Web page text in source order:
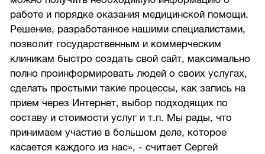
работе и порядке оказания медицинской помощи.
Решение, разработанное нашими специалистами,
позволит государственным и коммерческим
клиникам быстро создать свой сайт, максимально
полно проинформировать людей о своих услугах,
сделать простыми такие процессы, как запись на
прием через Интернет, выбор подходящих по
составу и стоимости услуг и т.п. Мы рады, что
принимаем участие в большом деле, которое
касается каждого из нас», - считает Сергей